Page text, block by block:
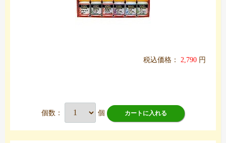
税込価格： 2,790 円
個数： 個 カートに入れる